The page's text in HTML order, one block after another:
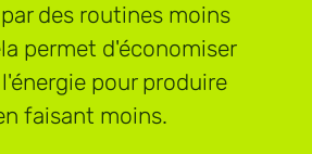
des routines moins
permet d'économiser
pour produire
faisant moins.